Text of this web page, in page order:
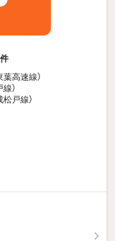
葉高速線）
）
松戸線）